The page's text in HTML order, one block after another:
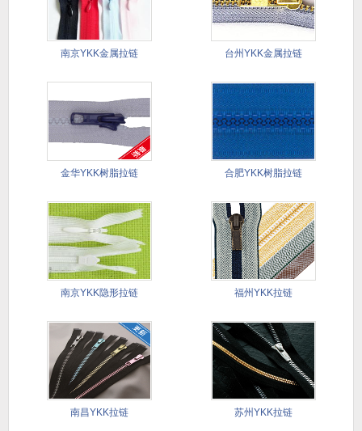
南京YKK金属拉链 台州YKK金属拉链
金华YKK树脂拉链 合肥YKK树脂拉链
南京YKK隐形拉链 福州YKK拉链
南昌YKK拉链 苏州YKK拉链